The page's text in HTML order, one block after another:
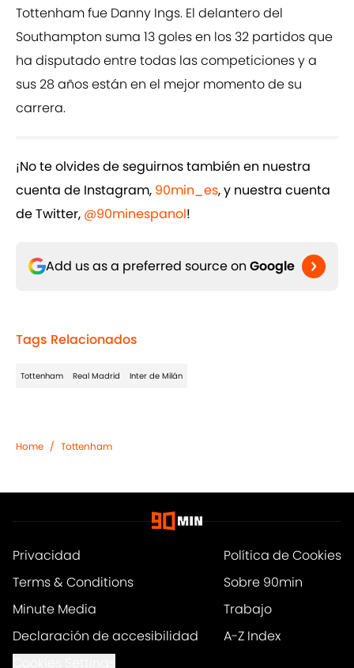
Tottenham fue Danny Ings. El delantero del
Southampton suma 13 goles en los 32 partidos que
ha disputado entre todas las competiciones y a
sus 28 años están en el mejor momento de su
carrera.
¡No te olvides de seguirnos también en nuestra
cuenta de Instagram, 90min_es, y nuestra cuenta
de Twitter, @90minespanol!
Add us as a preferred source on Google
Tags Relacionados
Tottenham Real Madrid Inter de Milán
Home / Tottenham
Privacidad
Política de Cookies
Terms & Conditions
Sobre 90min
Minute Media
Trabajo
Declaración de accesibilidad
A-Z Index